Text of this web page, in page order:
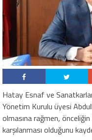
Hatay Esnaf ve
Yönetim Kurulu üyesi
olmasına rağmen,
karşılanması olduğunu